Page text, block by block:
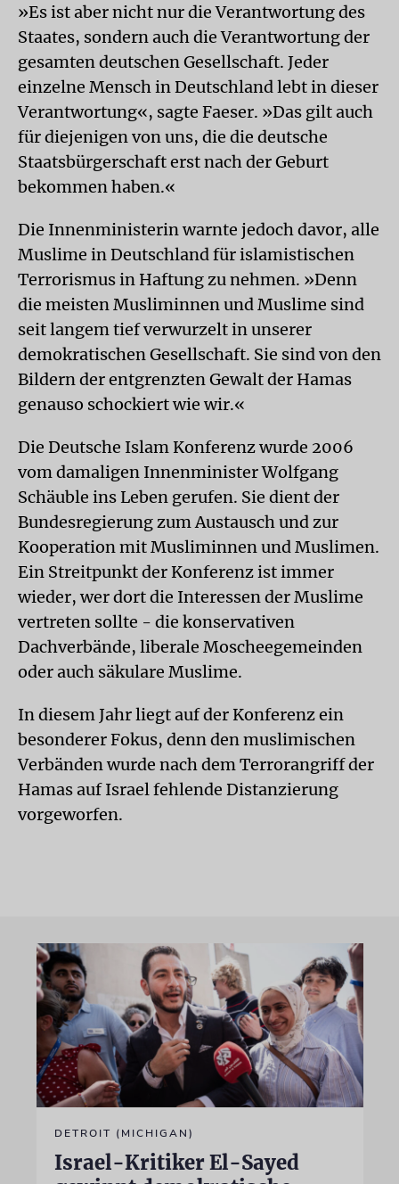
»Es ist aber nicht nur die Verantwortung des
Staates, sondern auch die Verantwortung der
gesamten deutschen Gesellschaft. Jeder
einzelne Mensch in Deutschland lebt in dieser
Verantwortung«, sagte Faeser. »Das gilt auch
für diejenigen von uns, die die deutsche
Staatsbürgerschaft erst nach der Geburt
bekommen haben.«
Die Innenministerin warnte jedoch davor, alle
Muslime in Deutschland für islamistischen
Terrorismus in Haftung zu nehmen. »Denn
die meisten Musliminnen und Muslime sind
seit langem tief verwurzelt in unserer
demokratischen Gesellschaft. Sie sind von den
Bildern der entgrenzten Gewalt der Hamas
genauso schockiert wie wir.«
Die Deutsche Islam Konferenz wurde 2006
vom damaligen Innenminister Wolfgang
Schäuble ins Leben gerufen. Sie dient der
Bundesregierung zum Austausch und zur
Kooperation mit Musliminnen und Muslimen.
Ein Streitpunkt der Konferenz ist immer
wieder, wer dort die Interessen der Muslime
vertreten sollte - die konservativen
Dachverbände, liberale Moscheegemeinden
oder auch säkulare Muslime.
In diesem Jahr liegt auf der Konferenz ein
besonderer Fokus, denn den muslimischen
Verbänden wurde nach dem Terrorangriff der
Hamas auf Israel fehlende Distanzierung
vorgeworfen.
DETROIT (MICHIGAN)
Israel-Kritiker El-Sayed